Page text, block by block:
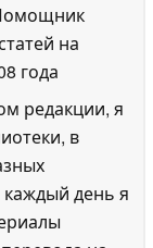
на
года
редакции, я
в
день я